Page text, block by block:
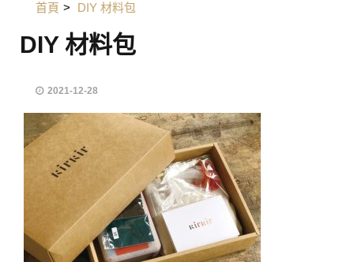
首頁 > DIY 材料包
DIY 材料包
2021-12-28